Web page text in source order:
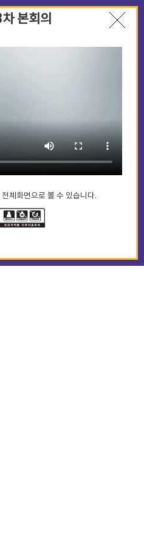
본회의
체화면으로 볼 수 있습니다.